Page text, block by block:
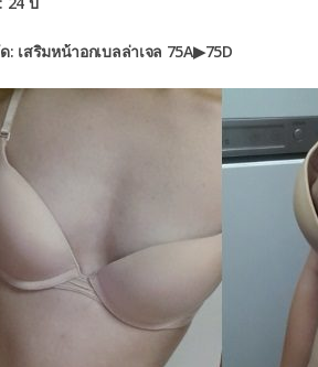
: เสริมหน้าอกเบลล่าเจล 75A▶75D